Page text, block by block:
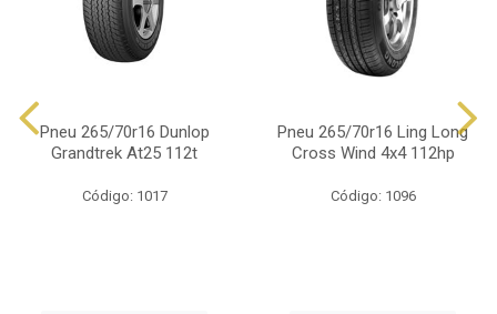
Pneu 265/70r16 Dunlop
Grandtrek At25 112t
Código: 1017
Pneu 265/70r16 Ling Long
Cross Wind 4x4 112hp
Código: 1096